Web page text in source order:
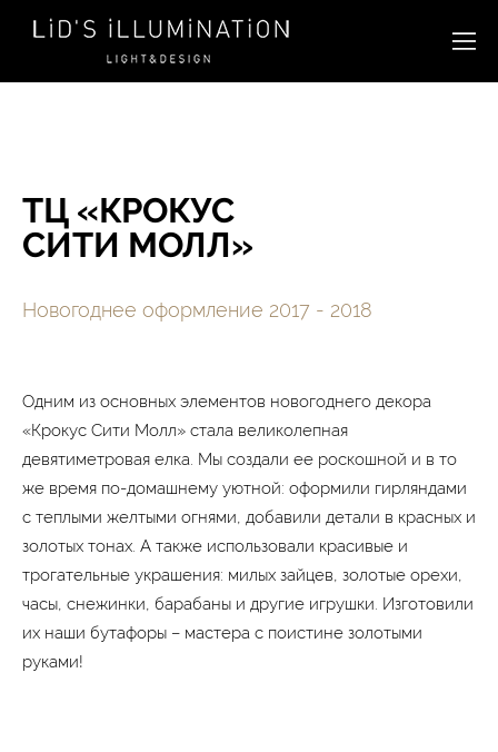
ТЦ «КРОКУС
СИТИ МОЛЛ»
Новогоднее оформление 2017 - 2018
Одним из основных элементов новогоднего декора
«Крокус Сити Молл» стала великолепная
девятиметровая елка. Мы создали ее роскошной и в то
же время по-домашнему уютной: оформили гирляндами
с теплыми желтыми огнями, добавили детали в красных и
золотых тонах. А также использовали красивые и
трогательные украшения: милых зайцев, золотые орехи,
часы, снежинки, барабаны и другие игрушки. Изготовили
их наши бутафоры – мастера с поистине золотыми
руками!